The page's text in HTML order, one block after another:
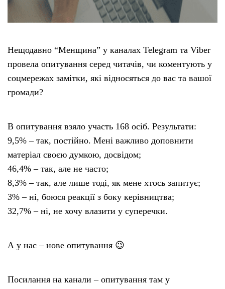
Нещодавно “Менщина” у каналах Telegram та Viber
провела опитування серед читачів, чи коментують у
соцмережах замітки, які відносяться до вас та вашої
громади?
В опитування взяло участь 168 осіб. Результати:
9,5% – так, постійно. Мені важливо доповнити
матеріал своєю думкою, досвідом;
46,4% – так, але не часто;
8,3% – так, але лише тоді, як мене хтось запитує;
3% – ні, боюся реакції з боку керівництва;
32,7% – ні, не хочу влазити у суперечки.
А у нас – нове опитування 😉
Посилання на канали – опитування там у